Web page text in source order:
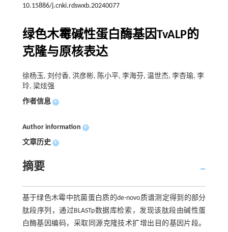
10.15886/j.cnki.rdswxb.20240077
绿色木霉碱性蛋白酶基因TvALP的
克隆与原核表达
徐杨玉, 刘付香, 洪彦彬, 陈小平, 李海芬, 温世杰, 李杏瑜, 李
玲, 梁炫强
作者信息 +
Author information +
文章历史 +
摘要
基于绿色木霉中抗菌蛋白质的de-novo质谱测定得到的部分
肽段序列，通过BLASTp数据库检索，发现该肽段由碱性蛋
白酶基因编码，采取同源克隆技术扩增出目的基因片段。